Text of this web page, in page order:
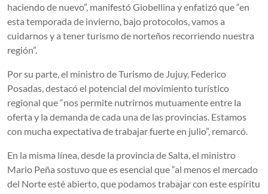
haciendo de nuevo”, manifestó Giobellina y enfatizó que “en
esta temporada de invierno, bajo protocolos, vamos a
cuidarnos y a tener turismo de norteños recorriendo nuestra
región”.
Por su parte, el ministro de Turismo de Jujuy, Federico
Posadas, destacó el potencial del movimiento turístico
regional que “nos permite nutrirnos mutuamente entre la
oferta y la demanda de cada una de las provincias. Estamos
con mucha expectativa de trabajar fuerte en julio”, remarcó.
En la misma línea, desde la provincia de Salta, el ministro
Mario Peña sostuvo que es esencial que “al menos el mercado
del Norte esté abierto, que podamos trabajar con este espíritu